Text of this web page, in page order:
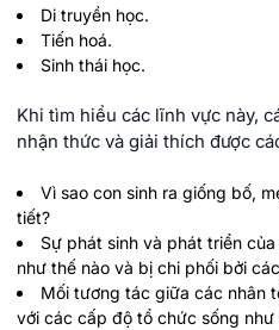
Di truyền học.
Tiến hoá.
Sinh thái học.
Khi tìm hiểu các lĩnh vực này,
nhận thức và giải thích được
Vì sao con sinh ra giống bố,
tiết?
Sự phát sinh và phát triển
như thế nào và bị chi phối bởi
Mối tương tác giữa các nhân
với các cấp độ tổ chức sống như